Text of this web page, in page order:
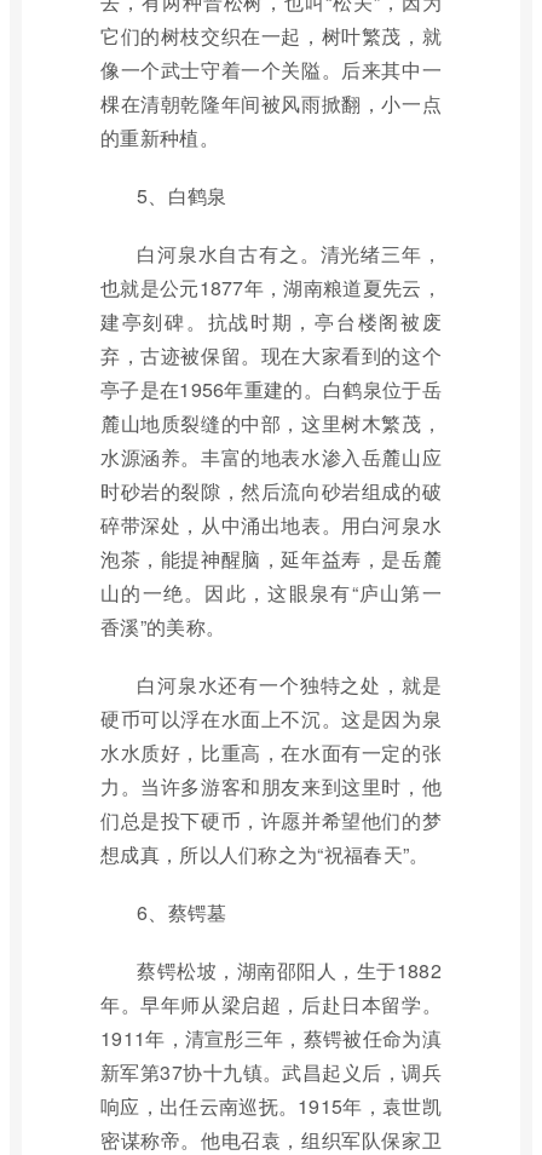
它们的树枝交织在一起，树叶繁茂，就
像一个武士守着一个关隘。后来其中一
棵在清朝乾隆年间被风雨掀翻，小一点
的重新种植。
5、白鹤泉
白河泉水自古有之。清光绪三年，
也就是公元1877年，湖南粮道夏先云，
建亭刻碑。抗战时期，亭台楼阁被废
弃，古迹被保留。现在大家看到的这个
亭子是在1956年重建的。白鹤泉位于岳
麓山地质裂缝的中部，这里树木繁茂，
水源涵养。丰富的地表水渗入岳麓山应
时砂岩的裂隙，然后流向砂岩组成的破
碎带深处，从中涌出地表。用白河泉水
泡茶，能提神醒脑，延年益寿，是岳麓
山的一绝。因此，这眼泉有“庐山第一
香溪”的美称。
白河泉水还有一个独特之处，就是
硬币可以浮在水面上不沉。这是因为泉
水水质好，比重高，在水面有一定的张
力。当许多游客和朋友来到这里时，他
们总是投下硬币，许愿并希望他们的梦
想成真，所以人们称之为“祝福春天”。
6、蔡锷墓
蔡锷松坡，湖南邵阳人，生于1882
年。早年师从梁启超，后赴日本留学。
1911年，清宣彤三年，蔡锷被任命为滇
新军第37协十九镇。武昌起义后，调兵
响应，出任云南巡抚。1915年，袁世凯
密谋称帝。他电召袁，组织军队保家卫